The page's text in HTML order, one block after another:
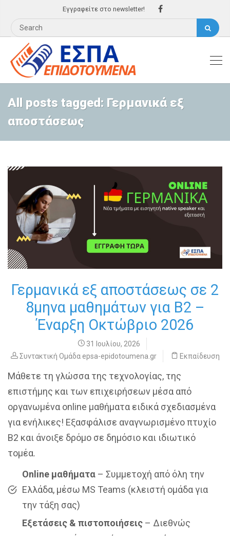
Εγγραφείτε στο newsletter!
All posts tagged: Γερμανικά εξ
αποστάσεως
Γερμανικά εξ αποστάσεως σε 2
8μηνα μαθημάτων για Β2 –
Έναρξη Οκτώβριο 2026
31 Ιουλίου, 2026
Συντακτική Ομάδα epsa-epidotoumena.gr
Εκπαίδευση
Μάθετε τη γλώσσα της τεχνολογίας, της
επιστήμης και των επιχειρήσεων μέσα από
οργανωμένα online μαθήματα ειδικά σχεδιασμένα
για ενήλικες! Εξασφάλισε αναγνωρισμένο πτυχίο
B2 και άνοιξε δρόμο σε δημόσιο και ιδιωτικό
τομέα.
Online μαθήματα – Συμμετοχή από όλη την
Ελλάδα, μέσω MS Teams (κλειστή ομάδα για
την τάξη σας)
Εξετάσεις & πιστοποιήσεις – Διεθνώς